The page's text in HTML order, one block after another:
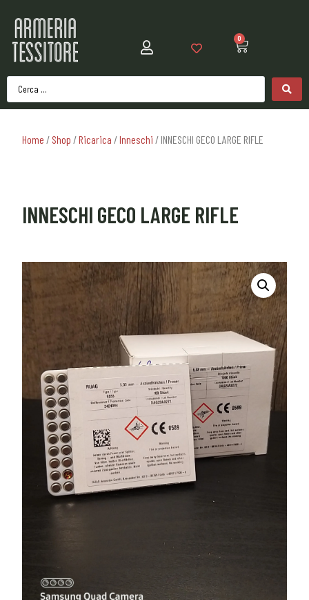
0
Home / Shop /Ricarica /Inneschi / INNESCHI GECO LARGE RIFLE
INNESCHI GECO LARGE RIFLE